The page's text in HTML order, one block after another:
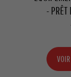
- PRÊT